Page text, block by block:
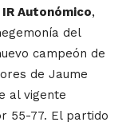
Autonómico,
del
campeón de
de Jaume
al vigente
55-77. El partido